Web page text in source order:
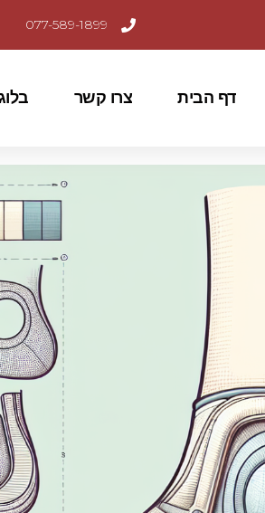
077-589-1899
דף הבית צרו קשר